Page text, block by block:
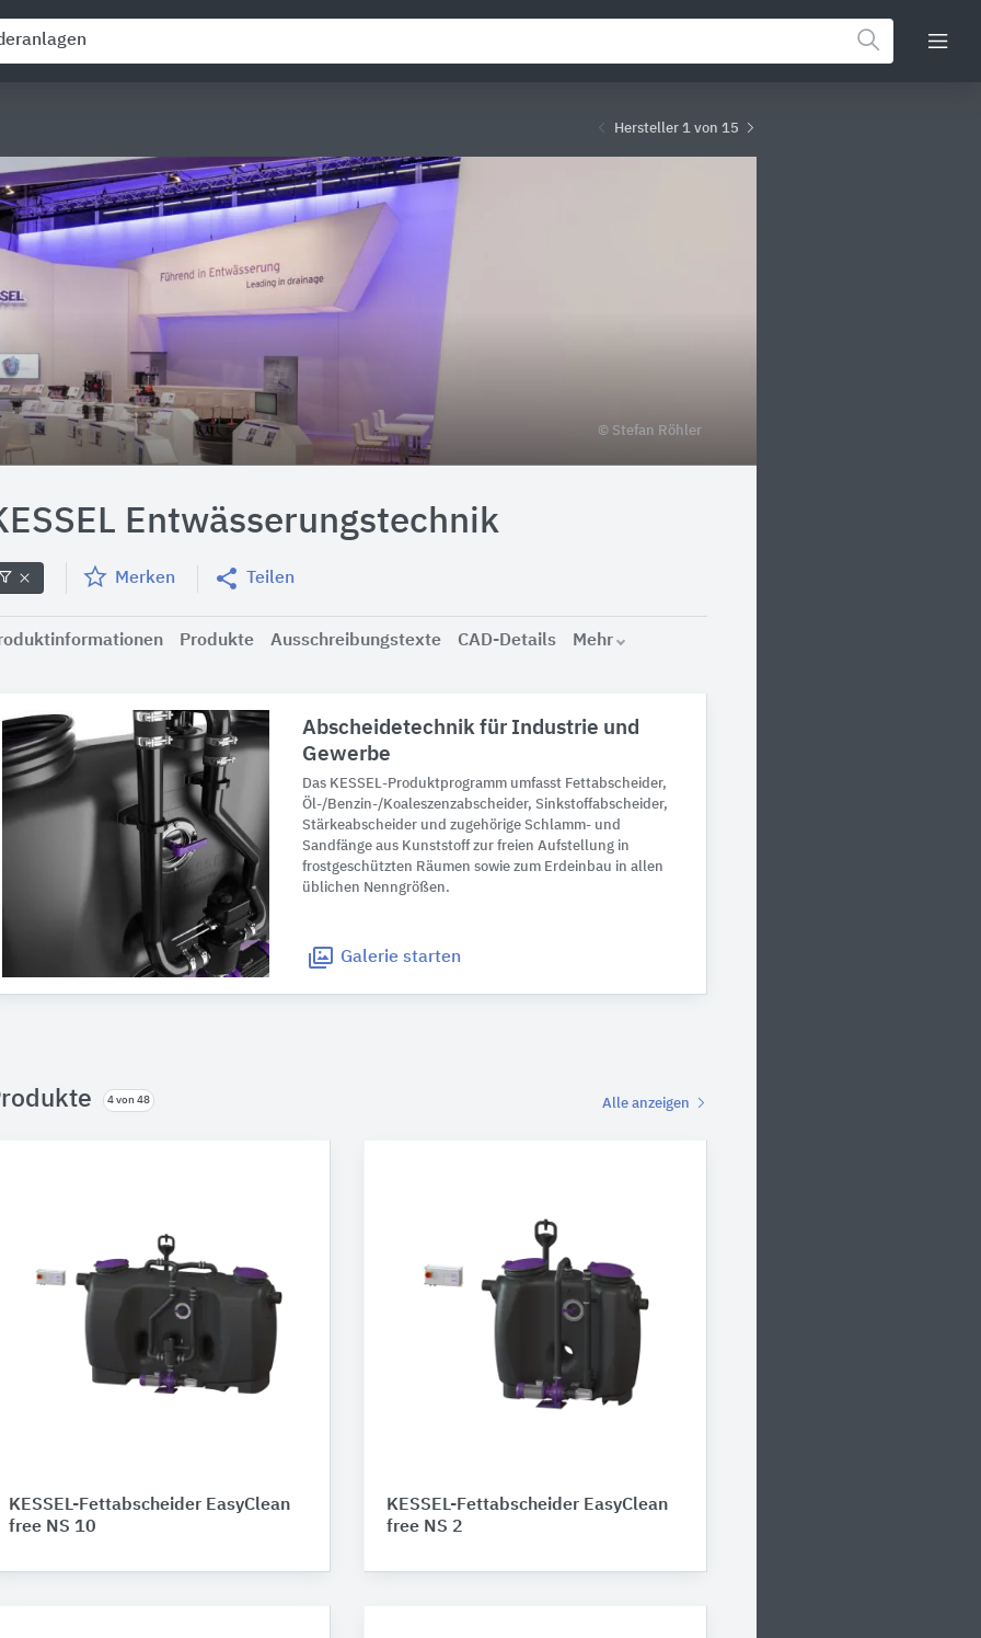
Hersteller 1 von 15
© Stefan Röhler
Entwässerungstechnik
Merken Teilen
Produkte Ausschreibungstexte CAD-Details Mehr
Abscheidetechnik für Industrie und
Gewerbe
Das KESSEL-Produktprogramm umfasst Fettabscheider,
Öl-/Benzin-/Koaleszenzabscheider, Sinkstoffabscheider,
Stärkeabscheider und zugehörige Schlamm- und
Sandfänge aus Kunststoff zur freien Aufstellung in
frostgeschützten Räumen sowie zum Erdeinbau in allen
üblichen Nenngrößen.
Galerie starten
4 von 48 Alle anzeigen
KESSEL-Fettabscheider EasyClean
free NS 10
KESSEL-Fettabscheider EasyClean
free NS 2